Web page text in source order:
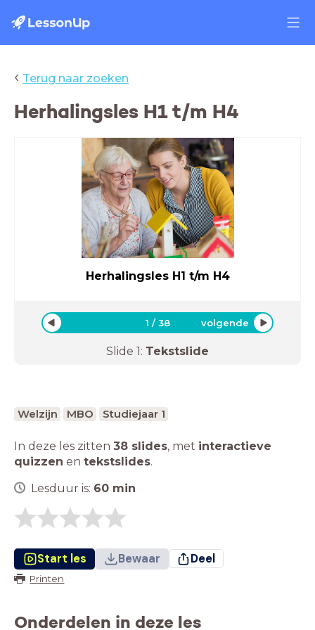
‹ Terug naar zoeken
Herhalingsles H1 t/m H4
Herhalingsles H1 t/m H4
1 /38 volgende
Slide 1: Tekstslide
Welzijn MBO Studiejaar 1
In deze les zitten 38 slides, met interactieve
quizzen en tekstslides.
Lesduur is: 60 min
Start les Bewaar Deel
Printen
Onderdelen in deze les